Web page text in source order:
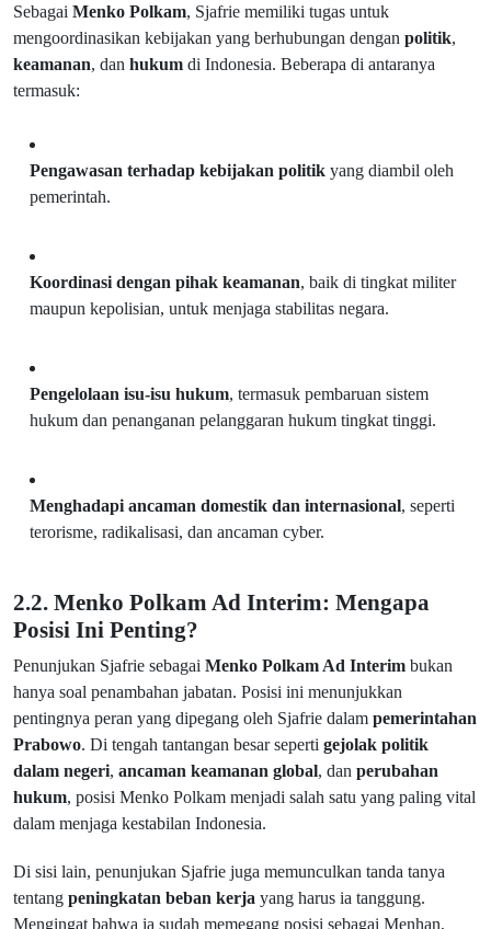
Sebagai Menko Polkam, Sjafrie memiliki tugas untuk
mengoordinasikan kebijakan yang berhubungan dengan politik,
keamanan, dan hukum di Indonesia. Beberapa di antaranya
termasuk:
Pengawasan terhadap kebijakan politik yang diambil oleh
pemerintah.
Koordinasi dengan pihak keamanan, baik di tingkat militer
maupun kepolisian, untuk menjaga stabilitas negara.
Pengelolaan isu-isu hukum, termasuk pembaruan sistem
hukum dan penanganan pelanggaran hukum tingkat tinggi.
Menghadapi ancaman domestik dan internasional, seperti
terorisme, radikalisasi, dan ancaman cyber.
2.2. Menko Polkam Ad Interim: Mengapa
Posisi Ini Penting?
Penunjukan Sjafrie sebagai Menko Polkam Ad Interim bukan
hanya soal penambahan jabatan. Posisi ini menunjukkan
pentingnya peran yang dipegang oleh Sjafrie dalam pemerintahan
Prabowo. Di tengah tantangan besar seperti gejolak politik
dalam negeri, ancaman keamanan global, dan perubahan
hukum, posisi Menko Polkam menjadi salah satu yang paling vital
dalam menjaga kestabilan Indonesia.
Di sisi lain, penunjukan Sjafrie juga memunculkan tanda tanya
tentang peningkatan beban kerja yang harus ia tanggung.
Mengingat bahwa ia sudah memegang posisi sebagai Menhan,